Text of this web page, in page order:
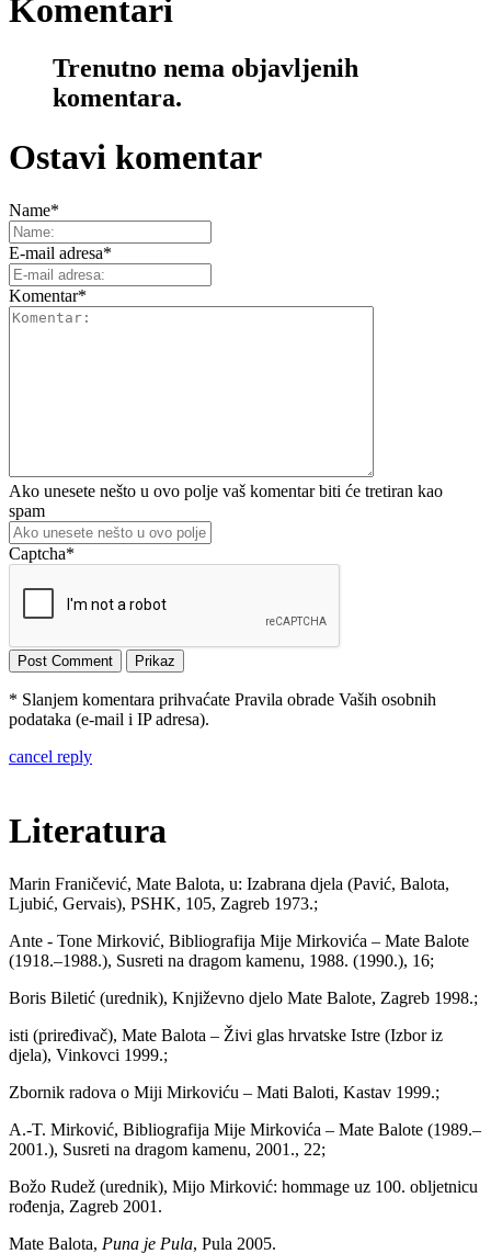
Komentari
Trenutno nema objavljenih
komentara.
Ostavi komentar
Name*
E-mail adresa*
Komentar*
Ako unesete nešto u ovo polje vaš komentar biti će tretiran kao
spam
Captcha*
* Slanjem komentara prihvaćate Pravila obrade Vaših osobnih
podataka (e-mail i IP adresa).
cancel reply
Literatura
Marin Franičević, Mate Balota, u: Izabrana djela (Pavić, Balota,
Ljubić, Gervais), PSHK, 105, Zagreb 1973.;
Ante - Tone Mirković, Bibliografija Mije Mirkovića – Mate Balote
(1918.–1988.), Susreti na dragom kamenu, 1988. (1990.), 16;
Boris Biletić (urednik), Književno djelo Mate Balote, Zagreb 1998.;
isti (priređivač), Mate Balota – Živi glas hrvatske Istre (Izbor iz
djela), Vinkovci 1999.;
Zbornik radova o Miji Mirkoviću – Mati Baloti, Kastav 1999.;
A.-T. Mirković, Bibliografija Mije Mirkovića – Mate Balote (1989.–
2001.), Susreti na dragom kamenu, 2001., 22;
Božo Rudež (urednik), Mijo Mirković: hommage uz 100. obljetnicu
rođenja, Zagreb 2001.
Mate Balota, Puna je Pula, Pula 2005.